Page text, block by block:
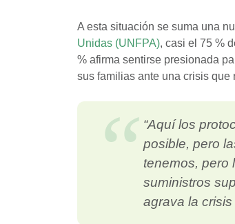
A esta situación se suma una
Unidas (UNFPA), casi el 75 %
% afirma sentirse presionada
sus familias ante una crisis que
“Aquí los
posible, pero
tenemos, pero
suministros
agrava la